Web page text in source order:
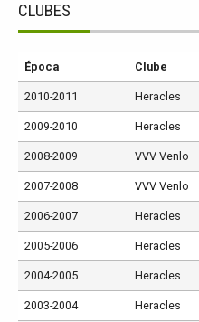
CLUBES
Época Clube
2010-2011 Heracles
2009-2010 Heracles
2008-2009 VVV Venlo
2007-2008 VVV Venlo
2006-2007 Heracles
2005-2006 Heracles
2004-2005 Heracles
2003-2004 Heracles